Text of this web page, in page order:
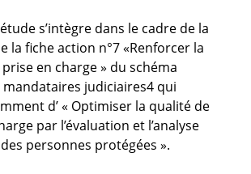
s’intègre dans le cadre de la
la fiche action n°7 «Renforcer la
en charge » du schéma
judiciaires4 qui
d’ « Optimiser la qualité de
par l’évaluation et l’analyse
personnes protégées ».